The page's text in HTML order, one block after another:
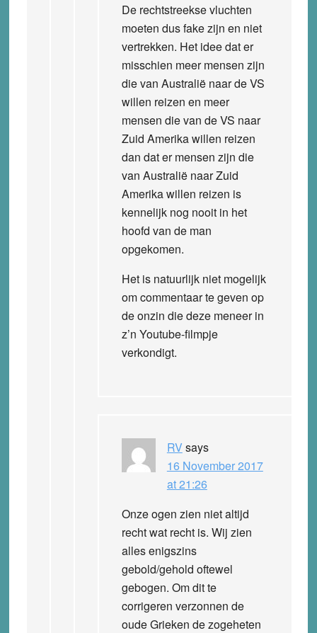
De rechtstreekse vluchten
moeten dus fake zijn en niet
vertrekken. Het idee dat er
misschien meer mensen zijn
die van Australië naar de VS
willen reizen en meer
mensen die van de VS naar
Zuid Amerika willen reizen
dan dat er mensen zijn die
van Australië naar Zuid
Amerika willen reizen is
kennelijk nog nooit in het
hoofd van de man
opgekomen.
Het is natuurlijk niet mogelijk
om commentaar te geven op
de onzin die deze meneer in
z’n Youtube-filmpje
verkondigt.
RV says
16 November 2017
at 21:26
Onze ogen zien niet altijd
recht wat recht is. Wij zien
alles enigszins
gebold/gehold oftewel
gebogen. Om dit te
corrigeren verzonnen de
oude Grieken de zogeheten